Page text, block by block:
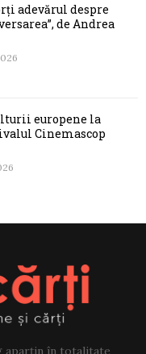
adevărul despre
de Andrea
europene la
Cinemascop